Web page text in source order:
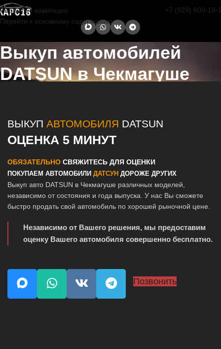
Перейти к навигации
Перейти к основному содержанию
+7 (929) 600-16-
Выкуп автомобилей
DATSUN в Чекмагуше
ВЫКУП АВТОМОБИЛЯ DATSUN
ОЦЕНКА 5 МИНУТ
ОБЯЗАТЕЛЬНО СВЯЖИТЕСЬ ДЛЯ ОЦЕНКИ
ПОКУПАЕМ АВТОМОБИЛИ ДАТСУН ДОРОЖЕ ДРУГИХ
Выкуп авто DATSUN в Чекмагуше различных моделей,
независимо от состояния и года выпуска. У нас Вы сможете
быстро продать свой автомобиль по хорошей рыночной цене.
Независимо от Вашего решения, мы предоставим
оценку Вашего автомобиля совершенно бесплатно.
Позвонить